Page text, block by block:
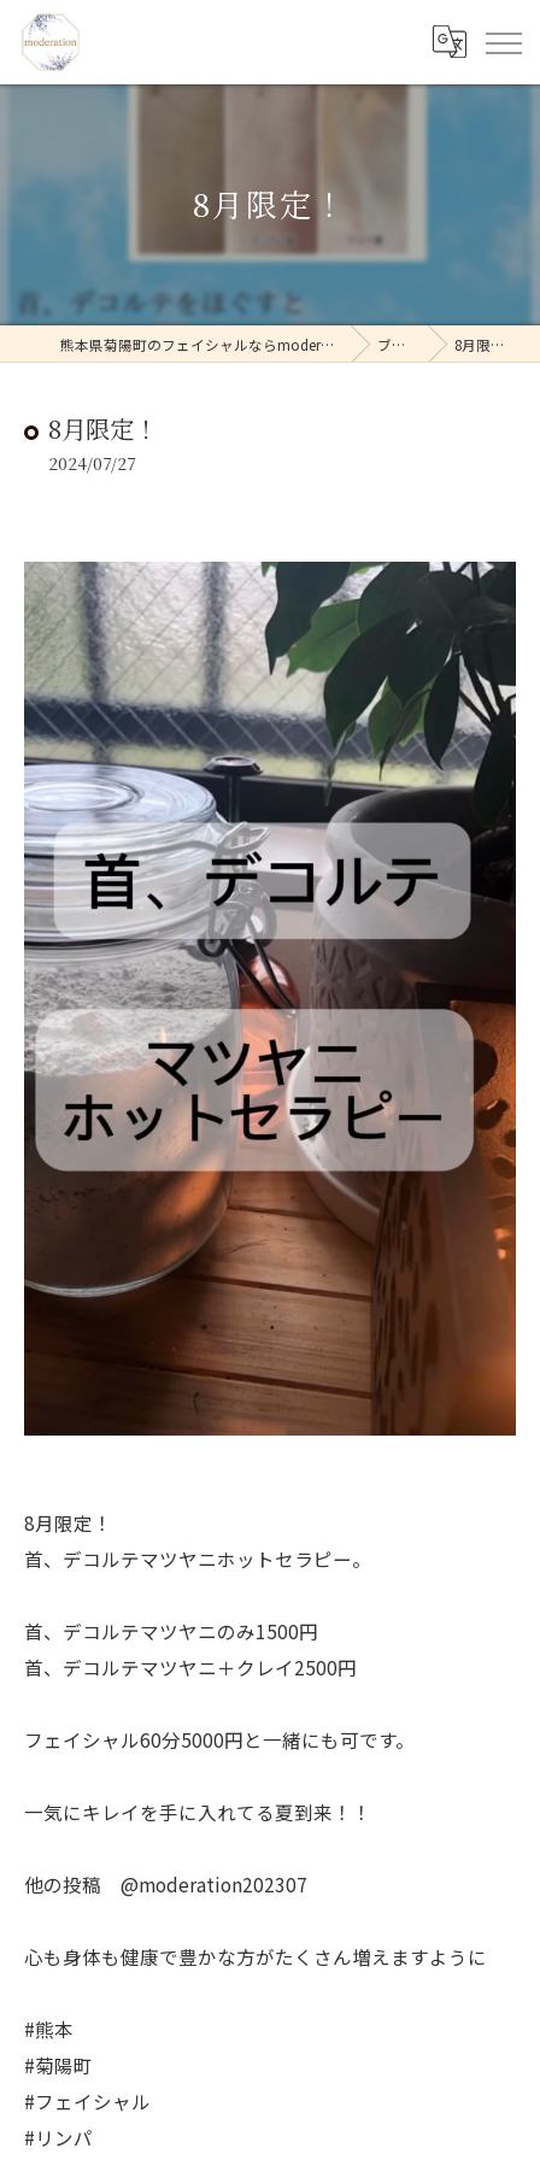
8月限定！
熊本県菊陽町のフェイシャルならmoderation ブログ 8月限定！
8月限定！
2024/07/27
8月限定！
首、デコルテマツヤニホットセラピー。
首、デコルテマツヤニのみ1500円
首、デコルテマツヤニ＋クレイ2500円
フェイシャル60分5000円と一緒にも可です。
一気にキレイを手に入れてる夏到来！！
他の投稿 @moderation202307
心も身体も健康で豊かな方がたくさん増えますように
#熊本
#菊陽町
#フェイシャル
#リンパ